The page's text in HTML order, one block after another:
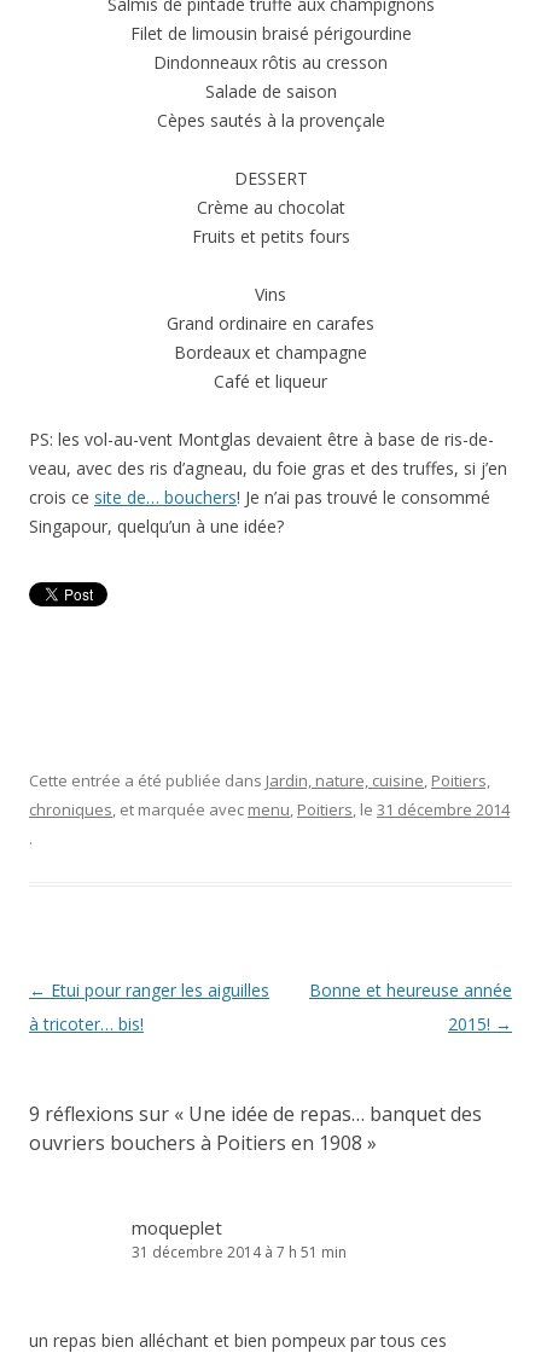
Filet de limousin braisé périgourdine
Dindonneaux rôtis au cresson
Salade de saison
Cèpes sautés à la provençale
DESSERT
Crème au chocolat
Fruits et petits fours
Vins
Grand ordinaire en carafes
Bordeaux et champagne
Café et liqueur
PS: les vol-au-vent Montglas devaient être à base de ris-de-
veau, avec des ris d’agneau, du foie gras et des truffes, si j’en
crois ce site de… bouchers! Je n’ai pas trouvé le consommé
Singapour, quelqu’un à une idée?
Cette entrée a été publiée dans Jardin, nature, cuisine, Poitiers,
chroniques, et marquée avec menu, Poitiers, le 31 décembre 2014
.
Navigation
des
← Etui pour ranger les aiguilles
à tricoter… bis!
Bonne et heureuse année
2015! →
9 réflexions sur « Une idée de repas… banquet des
ouvriers bouchers à Poitiers en 1908 »
moqueplet
31 décembre 2014 à 7 h 51 min
un repas bien alléchant et bien pompeux par tous ces